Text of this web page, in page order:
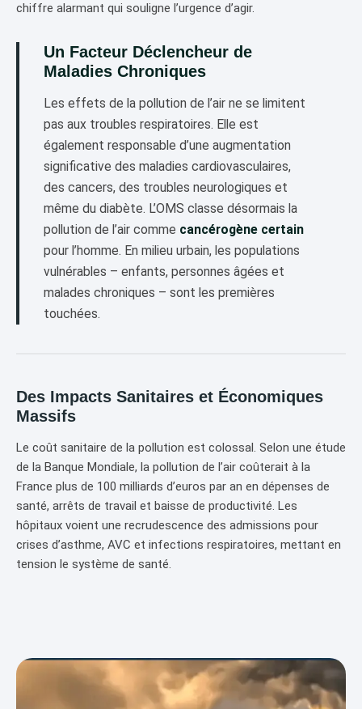
chiffre alarmant qui souligne l’urgence d’agir.
Un Facteur Déclencheur de
Maladies Chroniques
Les effets de la pollution de l’air ne se limitent
pas aux troubles respiratoires. Elle est
également responsable d’une augmentation
significative des maladies cardiovasculaires,
des cancers, des troubles neurologiques et
même du diabète. L’OMS classe désormais la
pollution de l’air comme cancérogène certain
pour l’homme. En milieu urbain, les populations
vulnérables – enfants, personnes âgées et
malades chroniques – sont les premières
touchées.
Des Impacts Sanitaires et Économiques
Massifs
Le coût sanitaire de la pollution est colossal. Selon une étude
de la Banque Mondiale, la pollution de l’air coûterait à la
France plus de 100 milliards d’euros par an en dépenses de
santé, arrêts de travail et baisse de productivité. Les
hôpitaux voient une recrudescence des admissions pour
crises d’asthme, AVC et infections respiratoires, mettant en
tension le système de santé.